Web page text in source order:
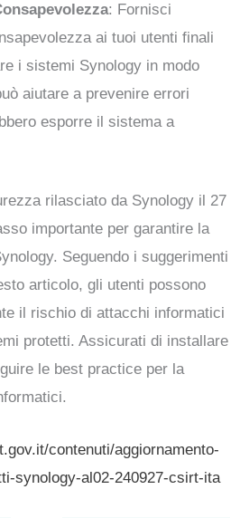
: Fornisci
ai tuoi utenti finali
i sistemi Synology in modo
aiutare a prevenire errori
esporre il sistema a
rilasciato da Synology il 27
importante per garantire la
Seguendo i suggerimenti
articolo, gli utenti possono
il rischio di attacchi informatici
protetti. Assicurati di installare
le best practice per la
contenuti/aggiornamento-
synology-al02-240927-csirt-ita